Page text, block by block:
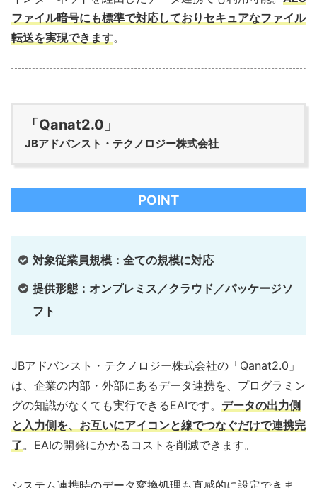
ファイル暗号にも標準で対応しておりセキュアなファイル
転送を実現できます。
「Qanat2.0」
JBアドバンスト・テクノロジー株式会社
POINT
対象従業員規模：全ての規模に対応
提供形態：オンプレミス／クラウド／パッケージソ
フト
JBアドバンスト・テクノロジー株式会社の「Qanat2.0」
は、企業の内部・外部にあるデータ連携を、プログラミン
グの知識がなくても実行できるEAIです。 データの出力側
と入力側を、お互いにアイコンと線でつなぐだけで連携完
了。EAIの開発にかかるコストを削減できます。
システム連携時のデータ変換処理も直感的に設定できま